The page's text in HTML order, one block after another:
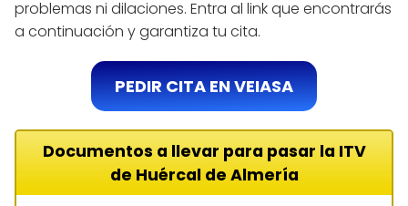
problemas ni dilaciones. Entra al link que encontrarás
a continuación y garantiza tu cita.
PEDIR CITA EN VEIASA
Documentos a llevar para pasar la ITV
de Huércal de Almería